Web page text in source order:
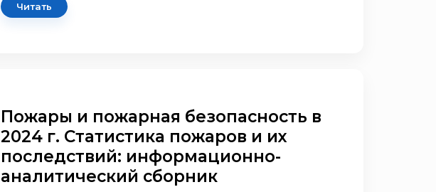
Читать
Пожары и пожарная безопасность в
2024 г. Статистика пожаров и их
последствий: информационно-
аналитический сборник